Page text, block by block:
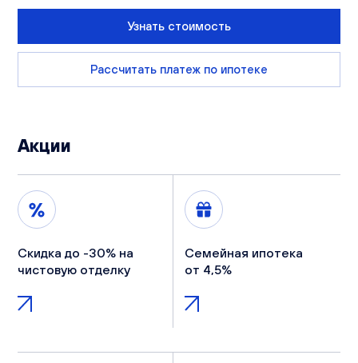
Узнать стоимость
Рассчитать платеж по ипотеке
Акции
Скидка до -30% на
чистовую отделку
Семейная ипотека
от 4,5%